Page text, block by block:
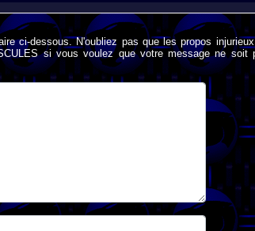
ci-dessous. N'oubliez pas que les propos
si vous voulez que votre message ne soit